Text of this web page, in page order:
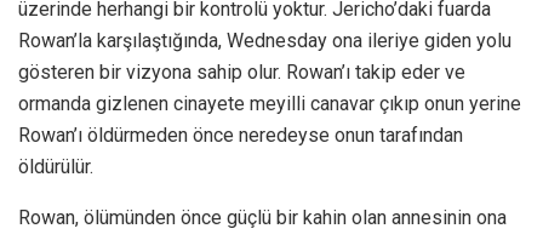
üzerinde herhangi bir kontrolü yoktur. Jericho’daki fuarda
Rowan’la karşılaştığında, Wednesday ona ileriye giden yolu
gösteren bir vizyona sahip olur. Rowan’ı takip eder ve
ormanda gizlenen cinayete meyilli canavar çıkıp onun yerine
Rowan’ı öldürmeden önce neredeyse onun tarafından
öldürülür.
Rowan, ölümünden önce güçlü bir kahin olan annesinin ona